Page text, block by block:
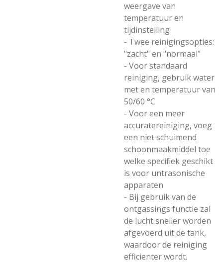
weergave van
temperatuur en
tijdinstelling
- Twee reinigingsopties:
"zacht" en "normaal"
- Voor standaard
reiniging, gebruik water
met en temperatuur van
50/60 °C
- Voor een meer
accuratereiniging, voeg
een niet schuimend
schoonmaakmiddel toe
welke specifiek geschikt
is voor untrasonische
apparaten
- Bij gebruik van de
ontgassings functie zal
de lucht sneller worden
afgevoerd uit de tank,
waardoor de reiniging
efficienter wordt.